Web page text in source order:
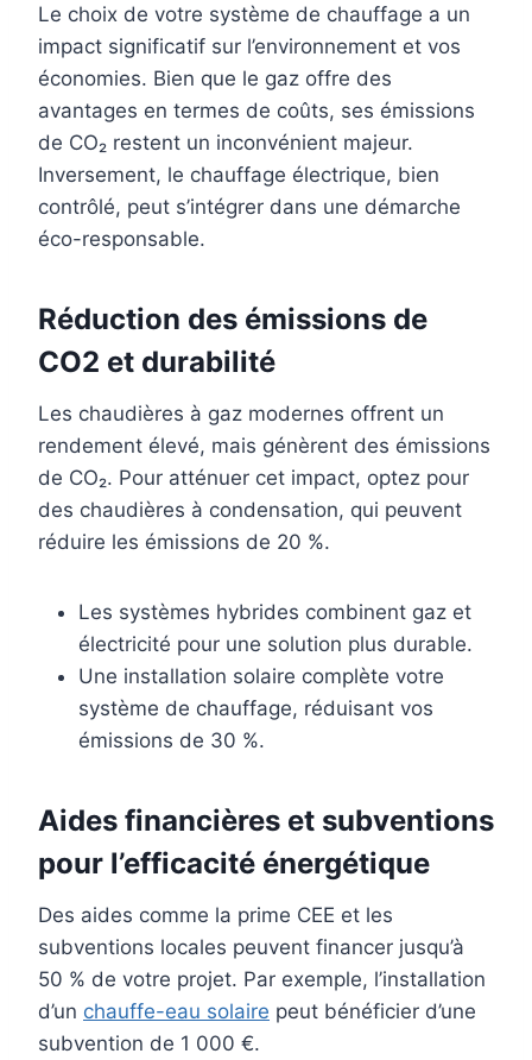
Le choix de votre système de chauffage a un
impact significatif sur l’environnement et vos
économies. Bien que le gaz offre des
avantages en termes de coûts, ses émissions
de CO₂ restent un inconvénient majeur.
Inversement, le chauffage électrique, bien
contrôlé, peut s’intégrer dans une démarche
éco-responsable.
Réduction des émissions de
CO2 et durabilité
Les chaudières à gaz modernes offrent un
rendement élevé, mais génèrent des émissions
de CO₂. Pour atténuer cet impact, optez pour
des chaudières à condensation, qui peuvent
réduire les émissions de 20 %.
Les systèmes hybrides combinent gaz et
électricité pour une solution plus durable.
Une installation solaire complète votre
système de chauffage, réduisant vos
émissions de 30 %.
Aides financières et subventions
pour l’efficacité énergétique
Des aides comme la prime CEE et les
subventions locales peuvent financer jusqu’à
50 % de votre projet. Par exemple, l’installation
d’un chauffe-eau solaire peut bénéficier d’une
subvention de 1 000 €.